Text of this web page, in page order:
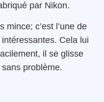
par Nikon.
mince; c’est l’une de
Cela lui
il se glisse
problème.